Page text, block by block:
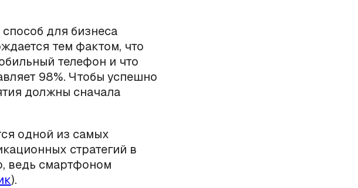
для бизнеса
тем фактом, что
телефон и что
98%. Чтобы успешно
должны сначала
одной из самых
стратегий в
ведь смартфоном
).